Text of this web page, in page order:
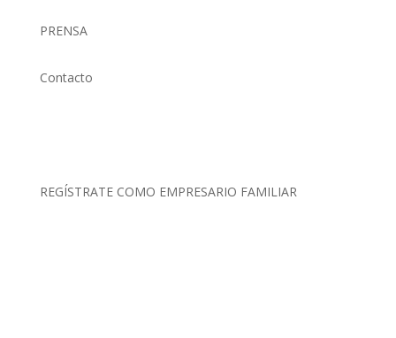
PRENSA
Contacto
REGÍSTRATE COMO EMPRESARIO FAMILIAR